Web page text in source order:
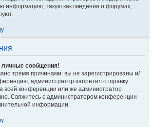
информацию, такую как сведения о форумах,
личные сообщения!
тремя причинами: вы не зарегистрированы и/
администратор запретил отправку
всей конференции или же администратор
Свяжитесь с администратором конференции
информации.